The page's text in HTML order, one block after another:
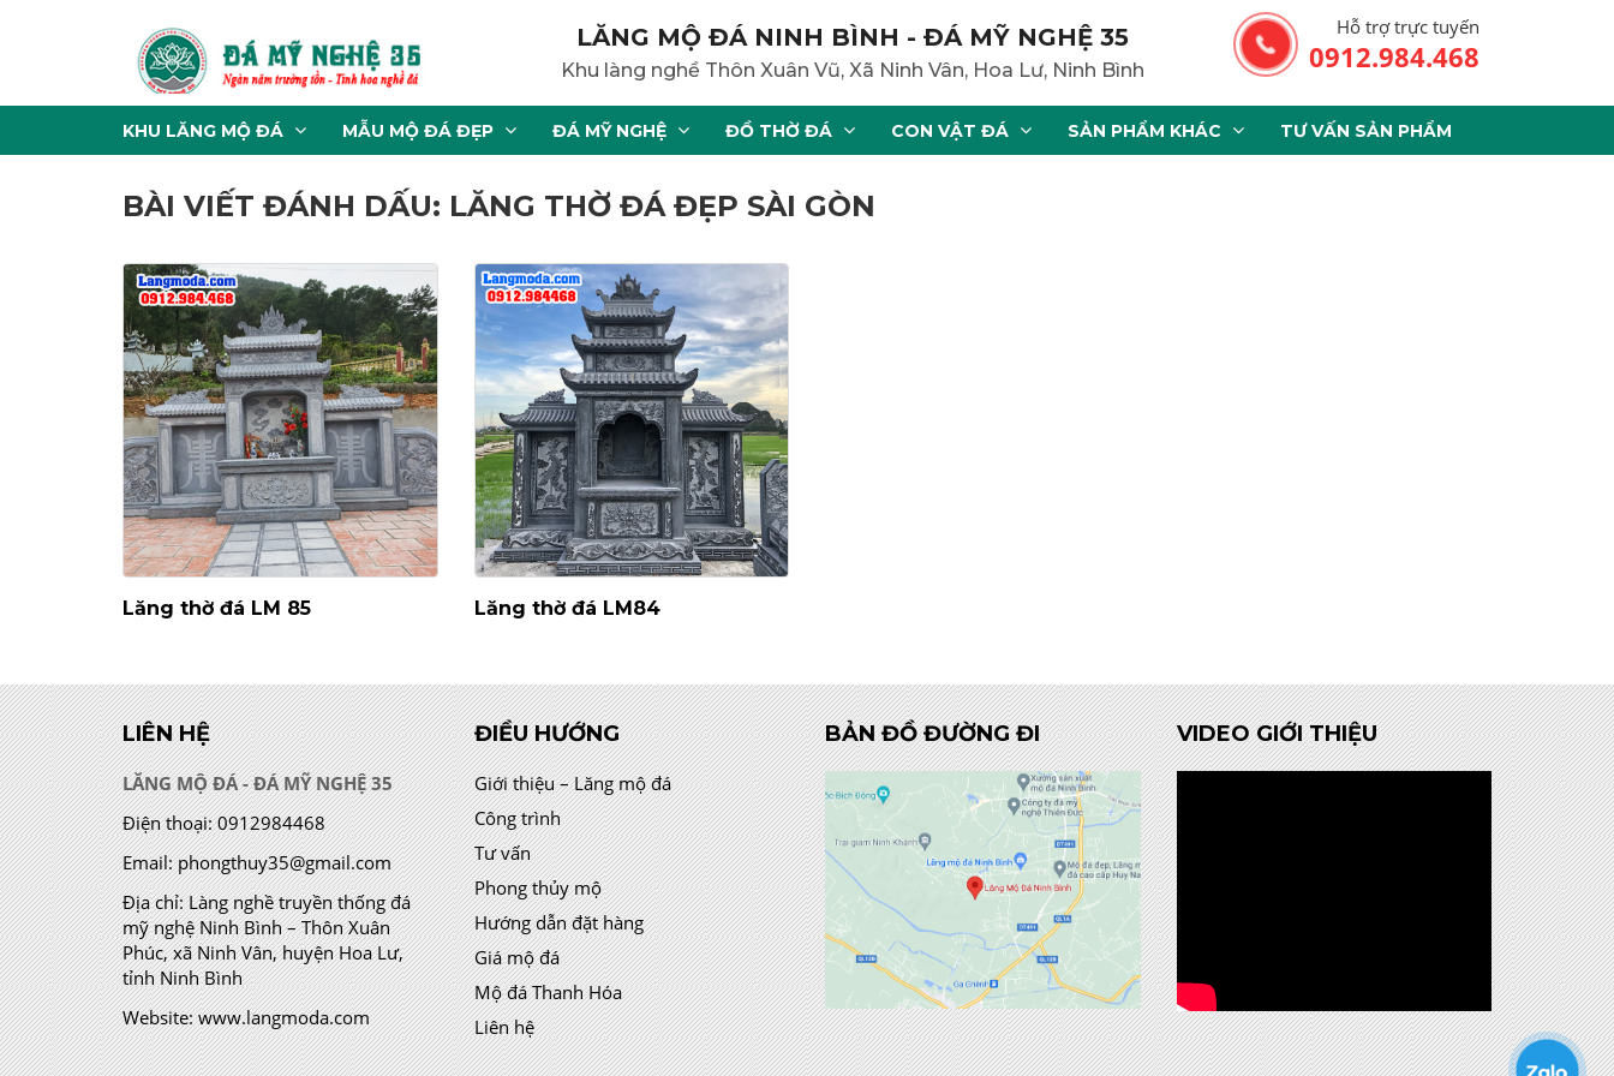
LĂNG MỘ ĐÁ NINH BÌNH - ĐÁ MỸ NGHỆ 35
Khu làng nghề Thôn Xuân Vũ, Xã Ninh Vân, Hoa Lư, Ninh Bình
Hỗ trợ trực tuyến
0912.984.468
KHU LĂNG MỘ ĐÁ MẪU MỘ ĐÁ ĐẸP ĐÁ MỸ NGHỆ ĐỒ THỜ ĐÁ CON VẬT ĐÁ SẢN PHẨM KHÁC TƯ VẤN SẢN PHẨM
BÀI VIẾT ĐÁNH DẤU: LĂNG THỜ ĐÁ ĐẸP SÀI GÒN
Lăng thờ đá LM 85 Lăng thờ đá LM84
LIÊN HỆ
LĂNG MỘ ĐÁ - ĐÁ MỸ NGHỆ 35
Điện thoại: 0912984468
Email: phongthuy35@gmail.com
Địa chỉ:Làng nghề truyền thống đá
mỹ nghệ Ninh Bình – Thôn Xuân
Phúc, xã Ninh Vân, huyện Hoa Lư,
tỉnh Ninh Bình
Website: www.langmoda.com
ĐIỀU HƯỚNG
Giới thiệu – Lăng mộ đá
Công trình
Tư vấn
Phong thủy mộ
Hướng dẫn đặt hàng
Giá mộ đá
Mộ đá Thanh Hóa
Liên hệ
BẢN ĐỒ ĐƯỜNG ĐI VIDEO GIỚI THIỆU